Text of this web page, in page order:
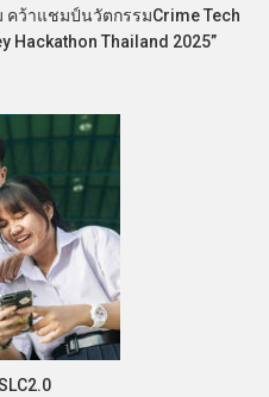
คว้าแชมป์นวัตกรรมCrime Tech
Hackathon Thailand 2025”